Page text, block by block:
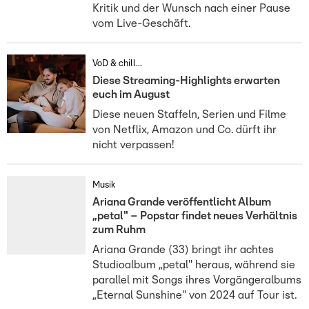
Kritik und der Wunsch nach einer Pause
vom Live-Geschäft.
VoD & chill...
Diese Streaming-Highlights erwarten
euch im August
Diese neuen Staffeln, Serien und Filme
von Netflix, Amazon und Co. dürft ihr
nicht verpassen!
Musik
Ariana Grande veröffentlicht Album
„petal" – Popstar findet neues Verhältnis
zum Ruhm
Ariana Grande (33) bringt ihr achtes
Studioalbum „petal" heraus, während sie
parallel mit Songs ihres Vorgängeralbums
„Eternal Sunshine" von 2024 auf Tour ist.